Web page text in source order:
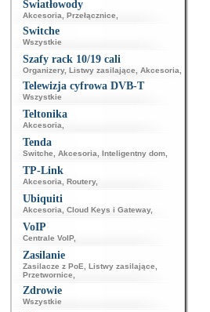
Światłowody
Akcesoria Przełącznice
Switche
Wszystkie
Szafy rack 10/19 cali
Organizery, Listwy zasilające Akcesoria
Telewizja cyfrowa DVB-T
Wszystkie
Teltonika
Akcesoria
Tenda
Switche Akcesoria Inteligentny dom
TP-Link
Akcesoria Routery,
Ubiquiti
Akcesoria Cloud Keys i Gateway,
VoIP
Centrale VoIP,
Zasilanie
Zasilacze z PoE Listwy zasilające
Przetwornice
Zdrowie
Wszystkie